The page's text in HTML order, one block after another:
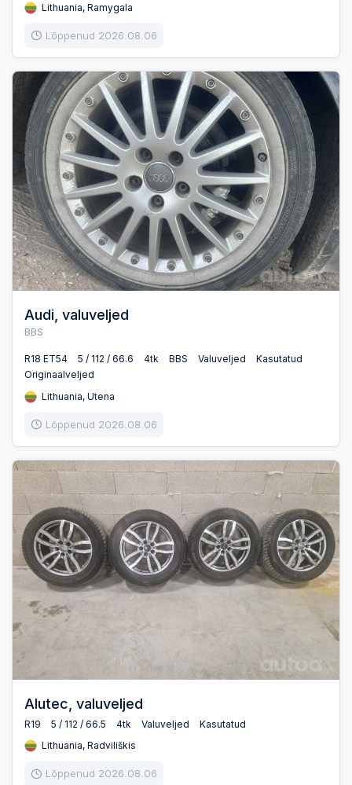
Lithuania, Ramygala
Lõppenud 2026.08.06
Audi, valuveljed
BBS
R18 ET54 5 / 112 / 66.6 4tk BBS Valuveljed
Kasutatud
Originaalveljed
Lithuania, Utena
Lõppenud 2026.08.06
Alutec, valuveljed
R19 5 / 112 / 66.5 4tk Valuveljed
Kasutatud
Lithuania, Radviliškis
Lõppenud 2026.08.06